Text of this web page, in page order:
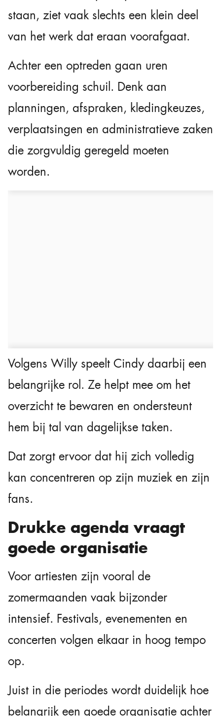
staan, ziet vaak slechts een klein deel
van het werk dat eraan voorafgaat.
Achter een optreden gaan uren
voorbereiding schuil. Denk aan
planningen, afspraken, kledingkeuzes,
verplaatsingen en administratieve zaken
die zorgvuldig geregeld moeten
worden.
Volgens Willy speelt Cindy daarbij een
belangrijke rol. Ze helpt mee om het
overzicht te bewaren en ondersteunt
hem bij tal van dagelijkse taken.
Dat zorgt ervoor dat hij zich volledig
kan concentreren op zijn muziek en zijn
fans.
Drukke agenda vraagt
goede organisatie
Voor artiesten zijn vooral de
zomermaanden vaak bijzonder
intensief. Festivals, evenementen en
concerten volgen elkaar in hoog tempo
op.
Juist in die periodes wordt duidelijk hoe
belangrijk een goede organisatie achter